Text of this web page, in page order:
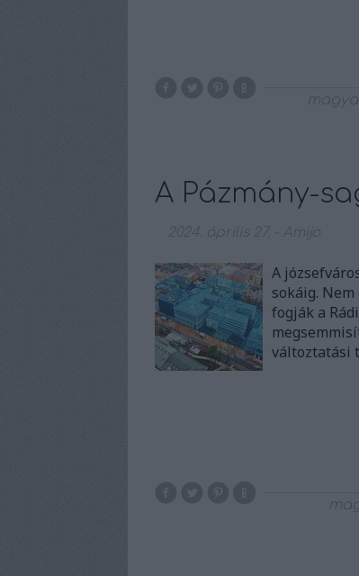
A Pázmány-
2024. április 27. Amijo
A
sokáig.
fogják a
változtatási